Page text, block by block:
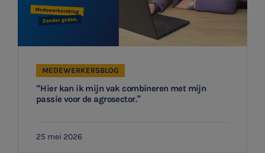
“Hier kan ik mijn vak combineren met mijn
passie voor de agrosector.”
MEDEWERKERSBLOG
25 mei 2026